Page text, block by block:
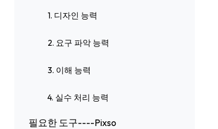
1. 디자인 능력
2. 요구 파악 능력
3. 이해 능력
4. 실수 처리 능력
필요한 도구----Pixso